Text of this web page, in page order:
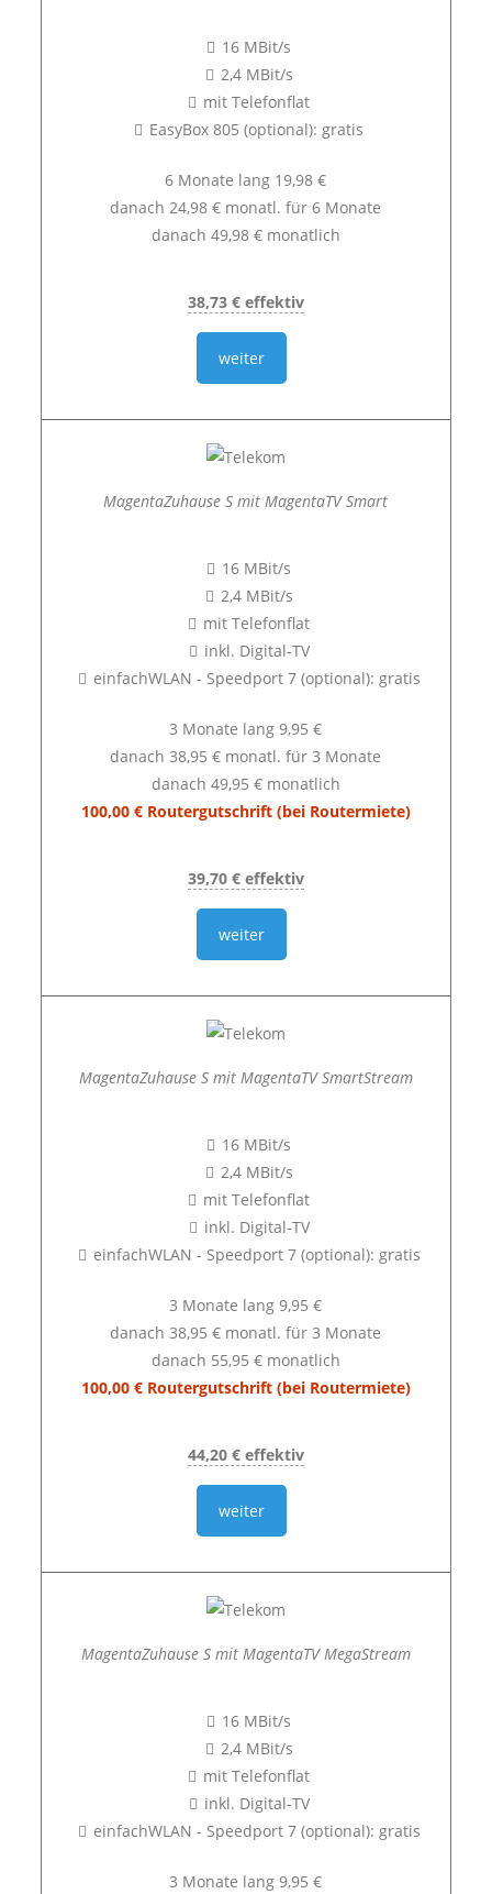
16 MBit/s
2,4 MBit/s
mit Telefonflat
EasyBox 805 (optional): gratis
6 Monate lang 19,98 €
danach 24,98 € monatl. für 6 Monate
danach 49,98 € monatlich
38,73 € effektiv
weiter
MagentaZuhause S mit MagentaTV Smart
16 MBit/s
2,4 MBit/s
mit Telefonflat
inkl. Digital-TV
einfachWLAN - Speedport 7 (optional): gratis
3 Monate lang 9,95 €
danach 38,95 € monatl. für 3 Monate
danach 49,95 € monatlich
100,00 € Routergutschrift (bei Routermiete)
39,70 € effektiv
weiter
MagentaZuhause S mit MagentaTV SmartStream
16 MBit/s
2,4 MBit/s
mit Telefonflat
inkl. Digital-TV
einfachWLAN - Speedport 7 (optional): gratis
3 Monate lang 9,95 €
danach 38,95 € monatl. für 3 Monate
danach 55,95 € monatlich
100,00 € Routergutschrift (bei Routermiete)
44,20 € effektiv
weiter
MagentaZuhause S mit MagentaTV MegaStream
16 MBit/s
2,4 MBit/s
mit Telefonflat
inkl. Digital-TV
einfachWLAN - Speedport 7 (optional): gratis
3 Monate lang 9,95 €